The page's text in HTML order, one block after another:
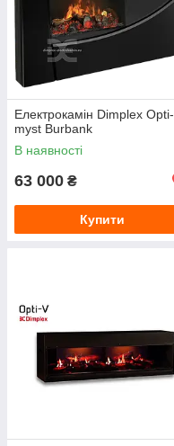
Електрокамін Dimplex Opti-
myst Burbank
В наявності
63 000 ₴
Купити